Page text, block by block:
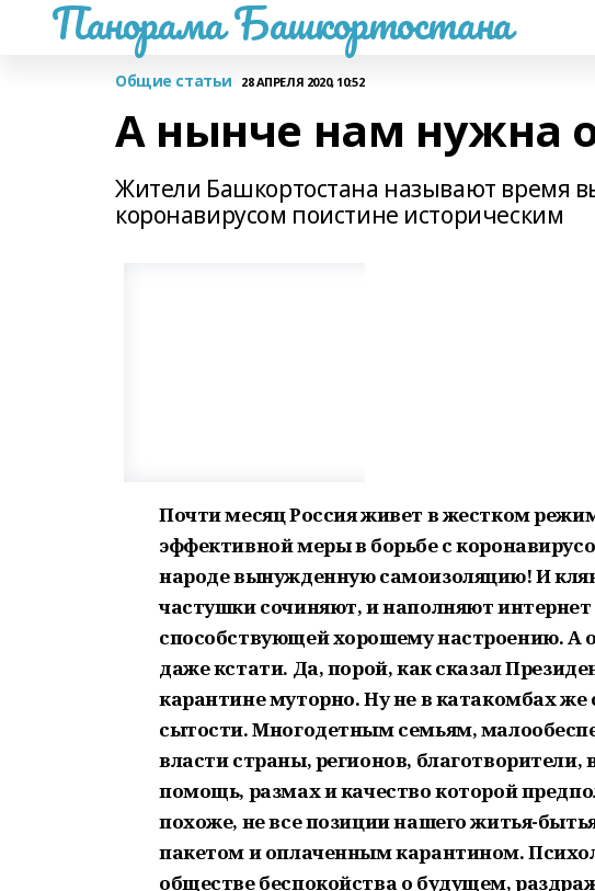
Панорама Башкортостана
Общие статьи 28 АПРЕЛЯ 2020, 10:52
А нынче нам нужна
Жители Башкортостана называют время
коронавирусом поистине историческим
Почти месяц Россия живет в жестком
эффективной меры в борьбе с
народе вынужденную самоизоляцию! И
частушки сочиняют, и наполняют
способствующей хорошему настроению. А
даже кстати. Да, порой, как сказал
карантине муторно. Ну не в катакомбах
сытости. Многодетным семьям,
власти страны, регионов,
помощь, размах и качество которой
похоже, не все позиции нашего житья-
пакетом и оплаченным карантином.
обществе беспокойства о будущем,